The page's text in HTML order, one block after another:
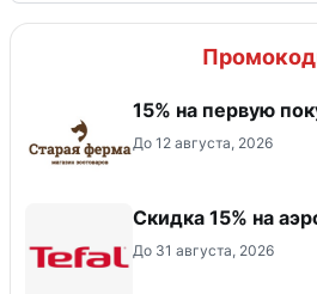
15% на первую
До 12 августа, 2026
Скидка 15% на
До 31 августа, 2026